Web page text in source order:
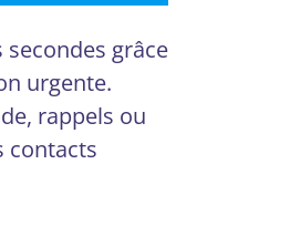
grâce
urgente.
rappels ou
contacts